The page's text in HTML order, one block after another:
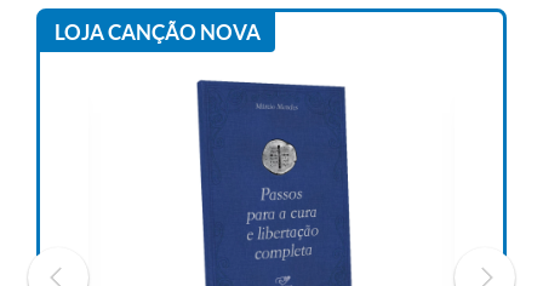
LOJA CANÇÃO NOVA